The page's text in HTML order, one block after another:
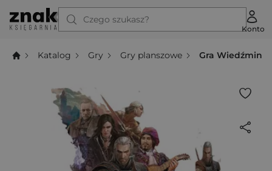
Czego szukasz?
Konto
Katalog Gry Gry planszowe Gra Wiedźmin: